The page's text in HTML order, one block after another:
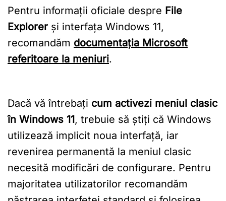
Pentru informații oficiale despre File
Explorer și interfața Windows 11,
recomandăm documentația Microsoft
referitoare la meniuri.
Dacă vă întrebați cum activezi meniul clasic
în Windows 11, trebuie să știți că Windows
utilizează implicit noua interfață, iar
revenirea permanentă la meniul clasic
necesită modificări de configurare. Pentru
majoritatea utilizatorilor recomandăm